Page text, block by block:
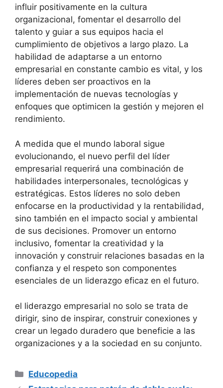
influir positivamente en la cultura
organizacional, fomentar el desarrollo del
talento y guiar a sus equipos hacia el
cumplimiento de objetivos a largo plazo. La
habilidad de adaptarse a un entorno
empresarial en constante cambio es vital, y los
líderes deben ser proactivos en la
implementación de nuevas tecnologías y
enfoques que optimicen la gestión y mejoren el
rendimiento.
A medida que el mundo laboral sigue
evolucionando, el nuevo perfil del líder
empresarial requerirá una combinación de
habilidades interpersonales, tecnológicas y
estratégicas. Estos líderes no solo deben
enfocarse en la productividad y la rentabilidad,
sino también en el impacto social y ambiental
de sus decisiones. Promover un entorno
inclusivo, fomentar la creatividad y la
innovación y construir relaciones basadas en la
confianza y el respeto son componentes
esenciales de un liderazgo eficaz en el futuro.
el liderazgo empresarial no solo se trata de
dirigir, sino de inspirar, construir conexiones y
crear un legado duradero que beneficie a las
organizaciones y a la sociedad en su conjunto.
Categorías
Educopedia